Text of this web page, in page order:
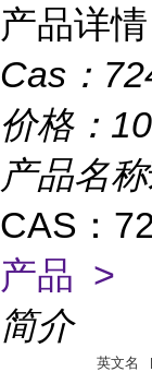
产品详情
Cas：
价格： 10
产品名称
CAS：
产品 >
简介
英文名